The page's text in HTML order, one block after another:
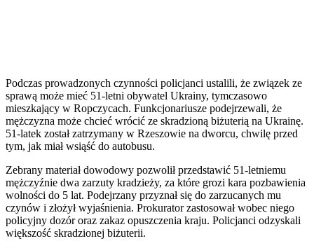
Podczas prowadzonych czynności policjanci ustalili, że związek ze
sprawą może mieć 51-letni obywatel Ukrainy, tymczasowo
mieszkający w Ropczycach. Funkcjonariusze podejrzewali, że
mężczyzna może chcieć wrócić ze skradzioną biżuterią na Ukrainę.
51-latek został zatrzymany w Rzeszowie na dworcu, chwilę przed
tym, jak miał wsiąść do autobusu.
Zebrany materiał dowodowy pozwolił przedstawić 51-letniemu
mężczyźnie dwa zarzuty kradzieży, za które grozi kara pozbawienia
wolności do 5 lat. Podejrzany przyznał się do zarzucanych mu
czynów i złożył wyjaśnienia. Prokurator zastosował wobec niego
policyjny dozór oraz zakaz opuszczenia kraju. Policjanci odzyskali
większość skradzionej biżuterii.